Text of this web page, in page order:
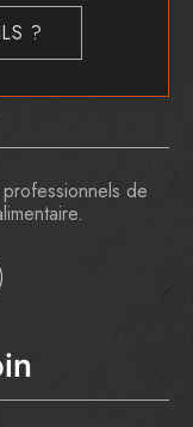
de
?